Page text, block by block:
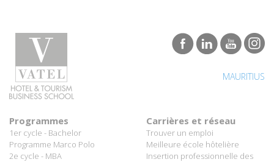
MAURITIUS
Programmes
Programme Marco Polo
2e cycle - MBA
Spécialisations en MBA
Trouvez votre formation en 3
Meilleure école hôtelière
Insertion professionnelle des
diplômés Vatel
Réussites de Vatéliens